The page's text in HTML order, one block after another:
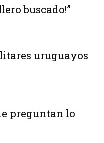
buscado!”
uruguayos
preguntan lo